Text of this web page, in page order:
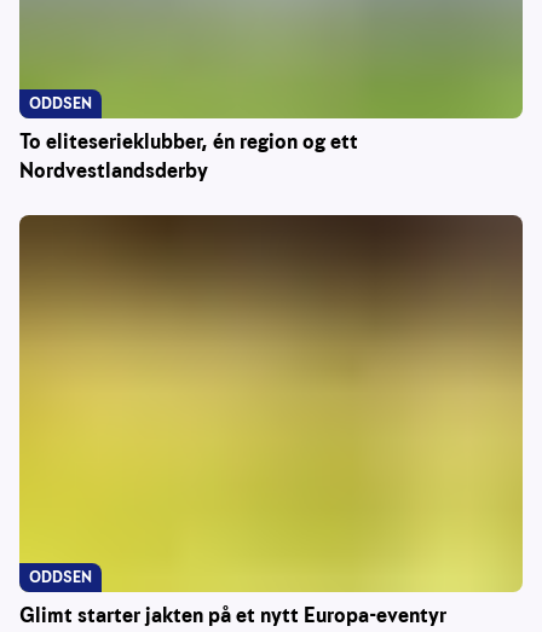
To eliteserieklubber, én region og ett
Nordvestlandsderby
ODDSEN
Glimt starter jakten på et nytt Europa-eventyr
ODDSEN